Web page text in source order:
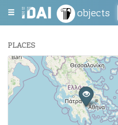
objects
PLACES
+
−